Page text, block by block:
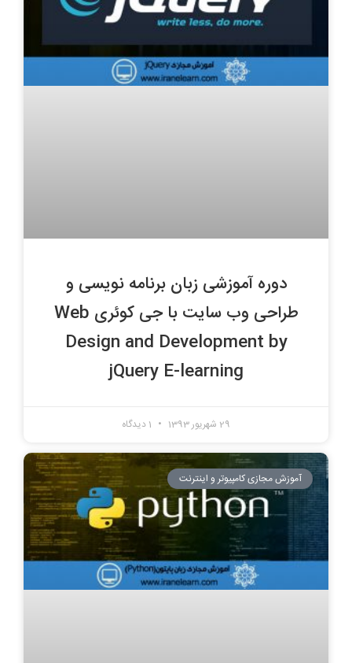
دوره آموزشی زبان برنامه نویسی و
طراحی وب سایت با جی کوئری Web
Design and Development by
jQuery E-learning
29 شهریور 1393
آموزش مجازی کامپیوتر و اینترنت